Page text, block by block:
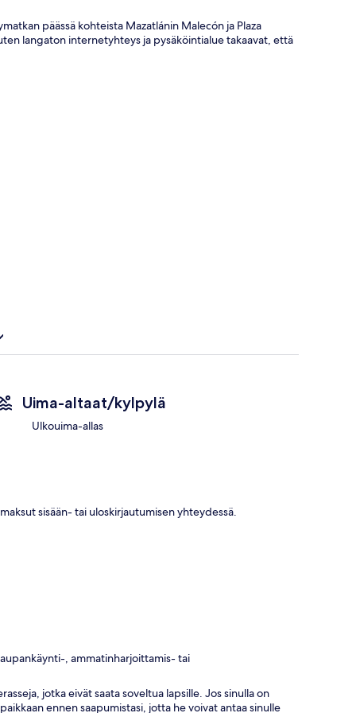
päässä kohteista Mazatlánin Malecón ja Plaza
langaton internetyhteys ja pysäköintialue takaavat, että
Uima-altaat/kylpylä
Ulkouima-allas
sisään- tai uloskirjautumisen yhteydessä.
, ammatinharjoittamis- tai
jotka eivät saata soveltua lapsille. Jos sinulla on
ennen saapumistasi, jotta he voivat antaa sinulle